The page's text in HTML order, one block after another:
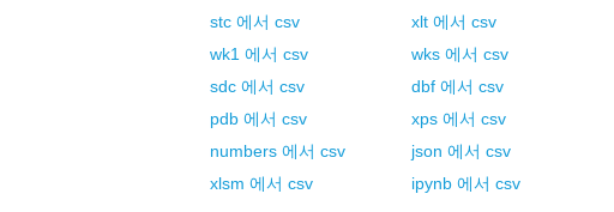
stc 에서 csv xlt 에서 csv
wk1 에서 csv wks 에서 csv
sdc 에서 csv dbf 에서 csv
pdb 에서 csv xps 에서 csv
numbers 에서 csv json 에서 csv
xlsm 에서 csv ipynb 에서 csv